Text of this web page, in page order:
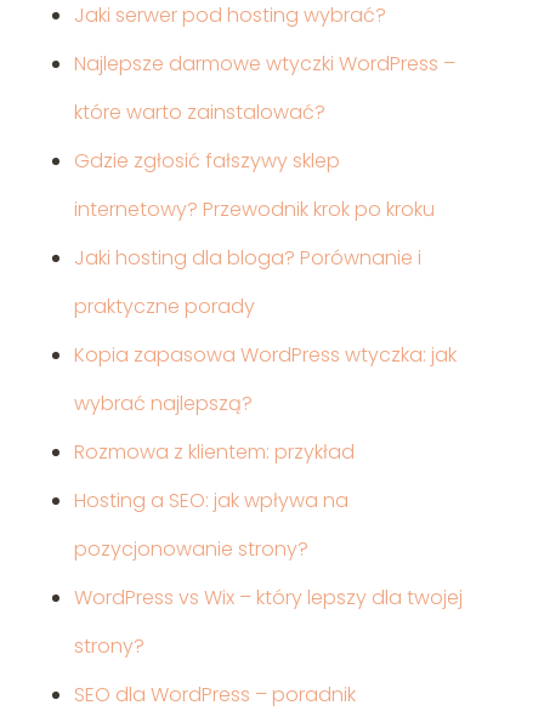
Jaki serwer pod hosting wybrać?
Najlepsze darmowe wtyczki WordPress –
które warto zainstalować?
Gdzie zgłosić fałszywy sklep
internetowy? Przewodnik krok po kroku
Jaki hosting dla bloga? Porównanie i
praktyczne porady
Kopia zapasowa WordPress wtyczka: jak
wybrać najlepszą?
Rozmowa z klientem: przykład
Hosting a SEO: jak wpływa na
pozycjonowanie strony?
WordPress vs Wix – który lepszy dla twojej
strony?
SEO dla WordPress – poradnik